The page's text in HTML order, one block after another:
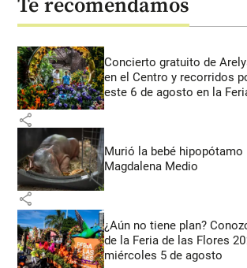
Te recomendamos
Concierto gratuito de
en el Centro y recorridos
este 6 de agosto en la
share
Murió la bebé hipopótamo
Magdalena Medio
share
¿Aún no tiene plan?
de la Feria de las Flores
miércoles 5 de agosto